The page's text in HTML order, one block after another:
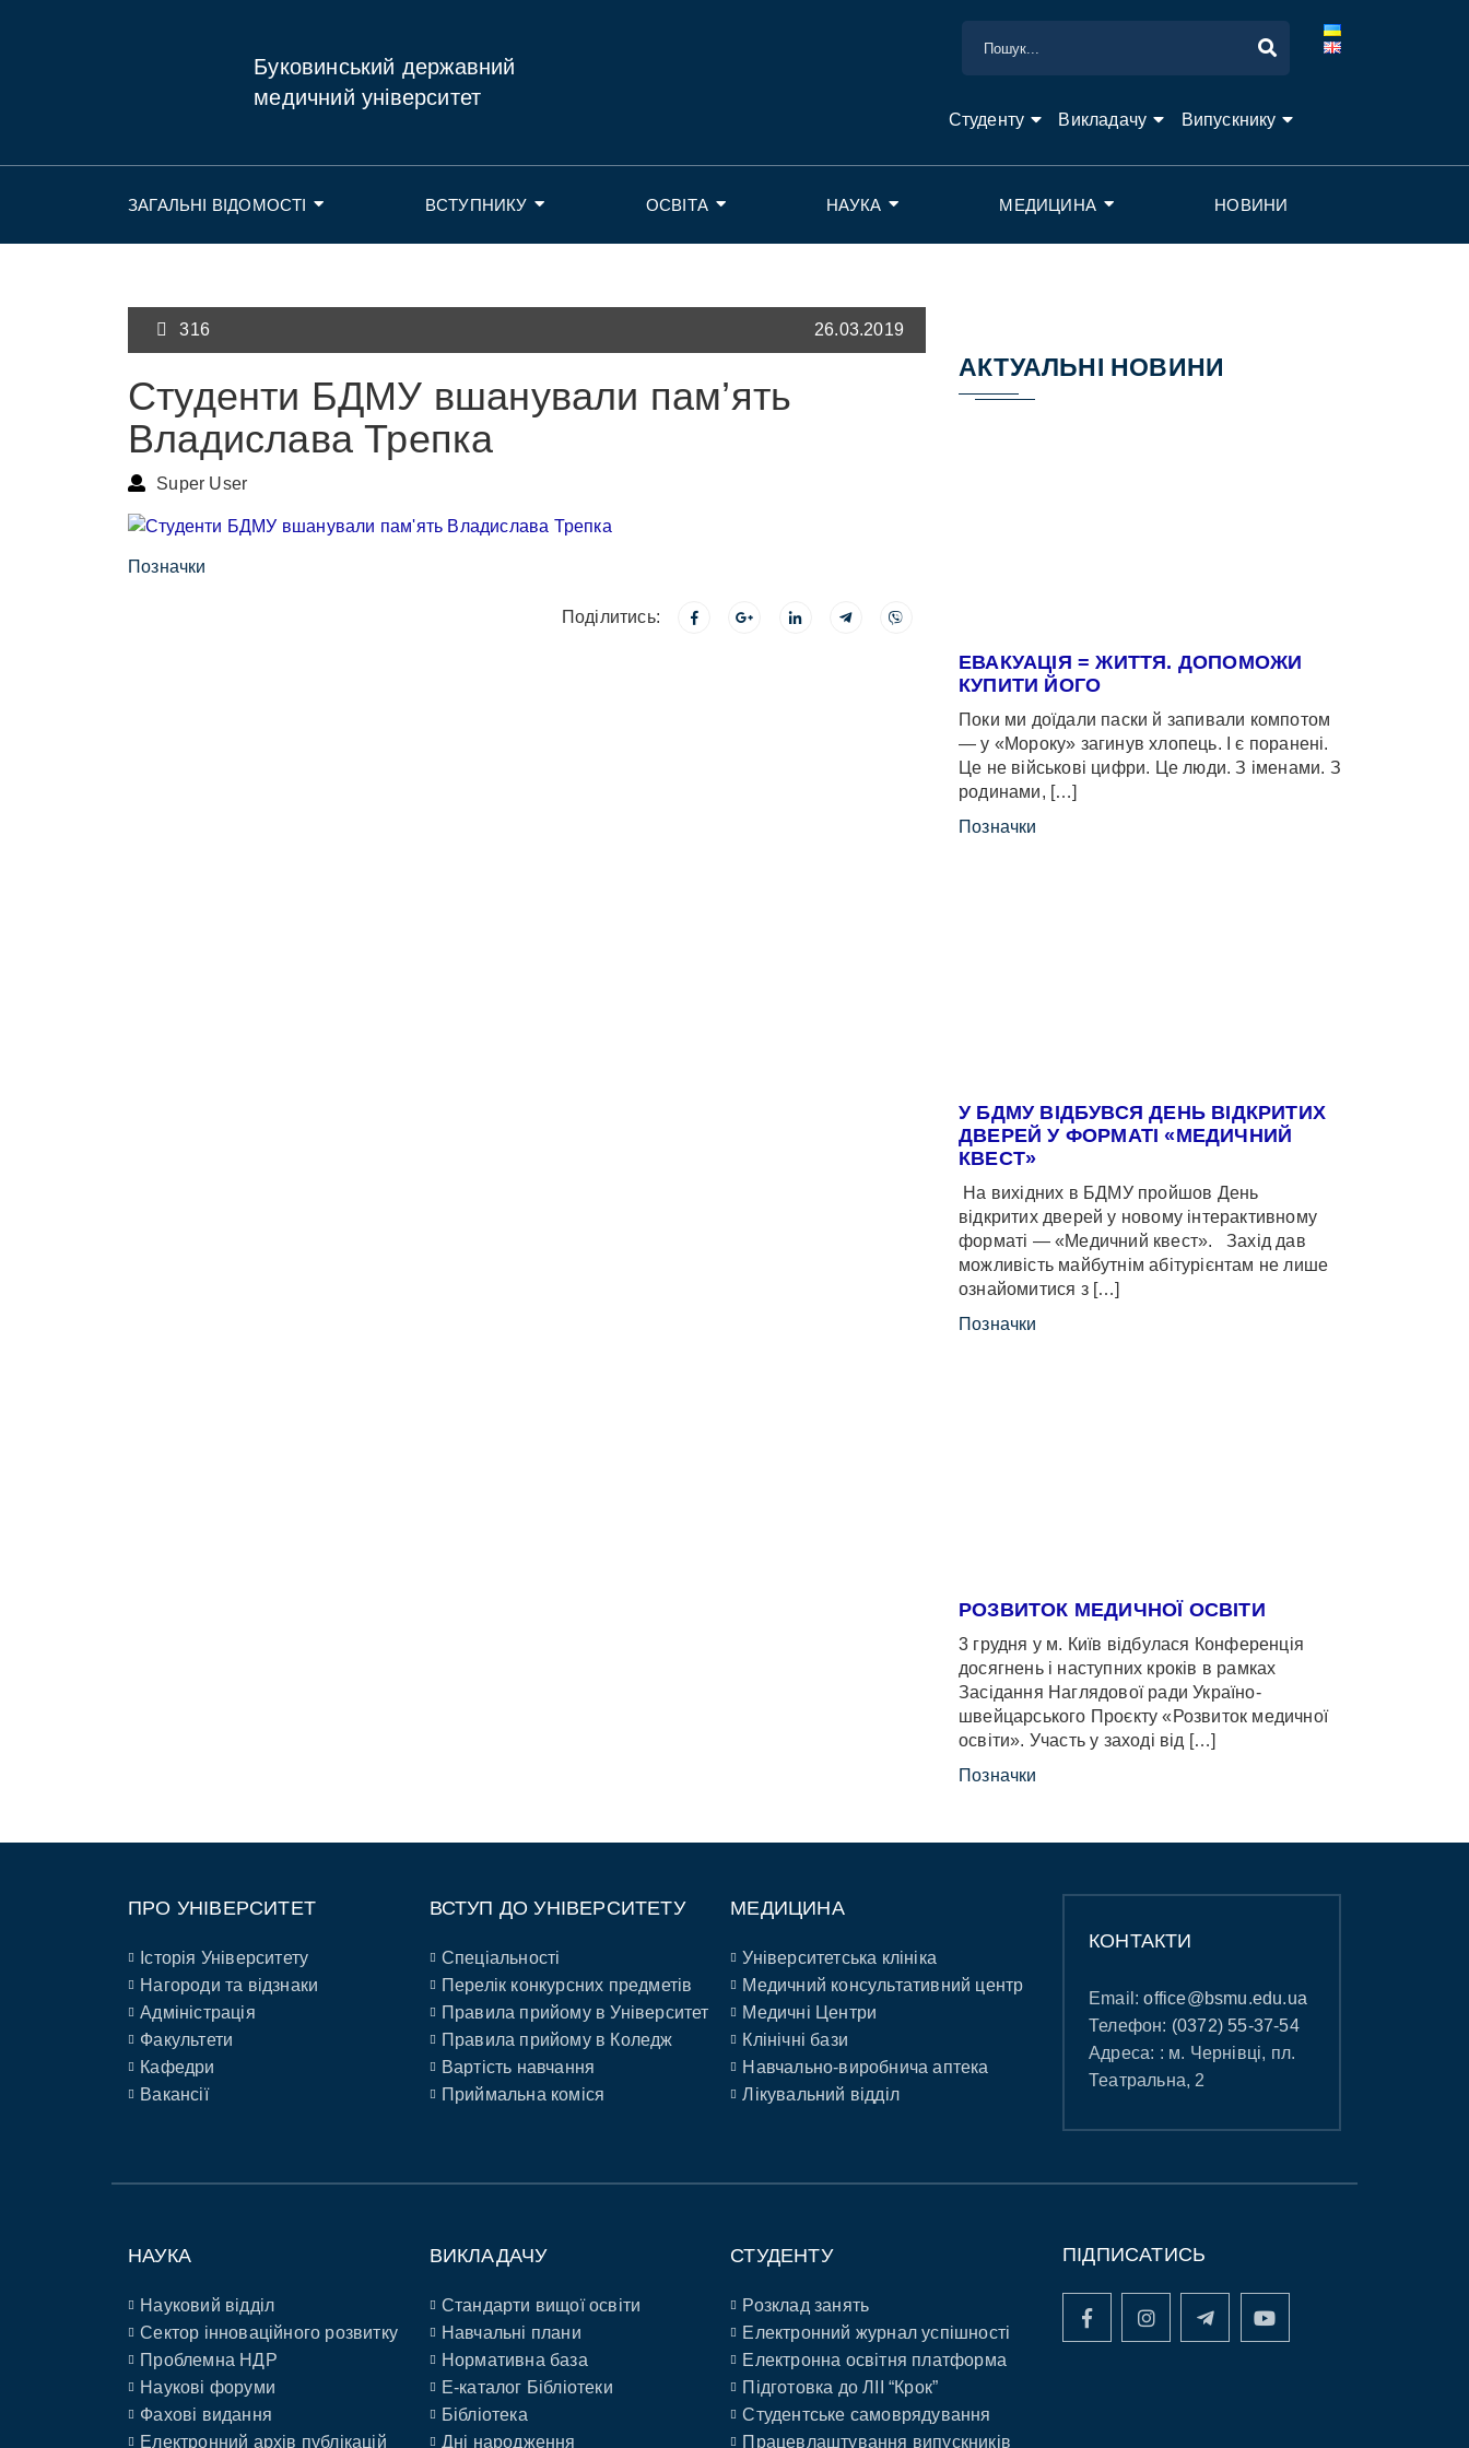
Буковинський державний
медичний університет
Студенту Викладачу Випускнику
ЗАГАЛЬНІ ВІДОМОСТІ ВСТУПНИКУ ОСВІТА НАУКА МЕДИЦИНА НОВИНИ
316 26.03.2019
Студенти БДМУ вшанували пам’ять
Владислава Трепка
Super User
Позначки
Поділитись:
АКТУАЛЬНІ НОВИНИ
ЕВАКУАЦІЯ = ЖИТТЯ. ДОПОМОЖИ
КУПИТИ ЙОГО
Поки ми доїдали паски й запивали компотом
— у «Мороку» загинув хлопець. І є поранені.
Це не військові цифри. Це люди. З іменами. З
родинами, […]
Позначки
У БДМУ ВІДБУВСЯ ДЕНЬ ВІДКРИТИХ
ДВЕРЕЙ У ФОРМАТІ «МЕДИЧНИЙ
КВЕСТ»
На вихідних в БДМУ пройшов День
відкритих дверей у новому інтерактивному
форматі — «Медичний квест». Захід дав
можливість майбутнім абітурієнтам не лише
ознайомитися з […]
Позначки
РОЗВИТОК МЕДИЧНОЇ ОСВІТИ
3 грудня у м. Київ відбулася Конференція
досягнень і наступних кроків в рамках
Засідання Наглядової ради Україно-
швейцарського Проєкту «Розвиток медичної
освіти». Участь у заході від […]
Позначки
ПРО УНІВЕРСИТЕТ
Історія Університету
Нагороди та відзнаки
Адміністрація
Факультети
Кафедри
Вакансії
ВСТУП ДО УНІВЕРСИТЕТУ
Спеціальності
Перелік конкурсних предметів
Правила прийому в Університет
Правила прийому в Коледж
Вартість навчання
Приймальна коміся
МЕДИЦИНА
Університетська клініка
Медичний консультативний центр
Медичні Центри
Клінічні бази
Навчально-виробнича аптека
Лікувальний відділ
КОНТАКТИ
Email:office@bsmu.edu.ua
Телефон: (0372) 55-37-54
Адреса: : м. Чернівці, пл.
Театральна, 2
НАУКА
Науковий відділ
Сектор інноваційного розвитку
Проблемна НДР
Наукові форуми
Фахові видання
Електронний архів публікацій
ВИКЛАДАЧУ
Стандарти вищої освіти
Навчальні плани
Нормативна база
E-каталог Бібліотеки
Бібліотека
Дні народження
СТУДЕНТУ
Розклад занять
Електронний журнал успішності
Електронна освітня платформа
Підготовка до ЛІІ “Крок”
Студентське самоврядування
Працевлаштування випускників
ПІДПИСАТИСЬ